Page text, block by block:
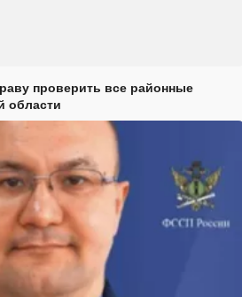
проверить все районные
области